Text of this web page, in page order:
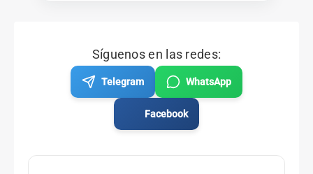
Síguenos en las redes:
Telegram WhatsApp
Facebook